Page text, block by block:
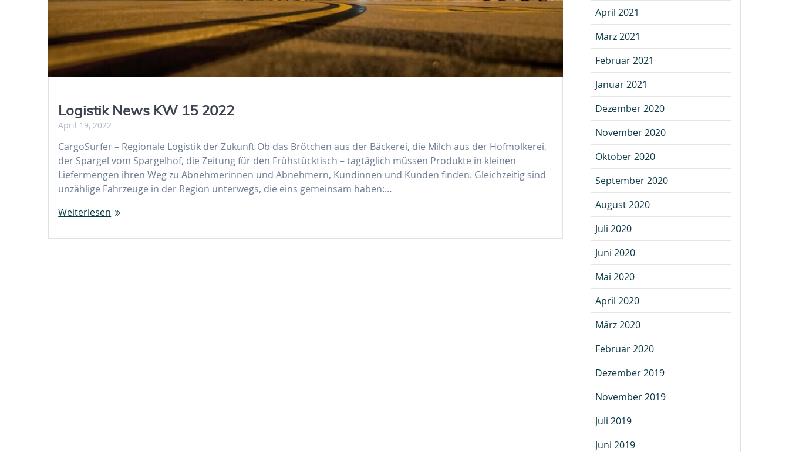
Logistik News KW 15 2022
April 19, 2022
CargoSurfer – Regionale Logistik der Zukunft Ob das Brötchen aus der Bäckerei, die Milch aus der Hofmolkerei,
der Spargel vom Spargelhof, die Zeitung für den Frühstücktisch – tagtäglich müssen Produkte in kleinen
Liefermengen ihren Weg zu Abnehmerinnen und Abnehmern, Kundinnen und Kunden finden. Gleichzeitig sind
unzählige Fahrzeuge in der Region unterwegs, die eins gemeinsam haben:…
Weiterlesen
April 2021
März 2021
Februar 2021
Januar 2021
Dezember 2020
November 2020
Oktober 2020
September 2020
August 2020
Juli 2020
Juni 2020
Mai 2020
April 2020
März 2020
Februar 2020
Dezember 2019
November 2019
Juli 2019
Juni 2019